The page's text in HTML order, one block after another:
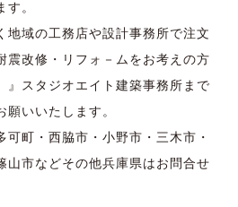
す。
地域の工務店や設計事務所で注文
震改修・リフォ－ムをお考えの方
』スタジオエイト建築事務所まで
願いいたします。
可町・西脇市・小野市・三木市・
山市などその他兵庫県はお問合せ